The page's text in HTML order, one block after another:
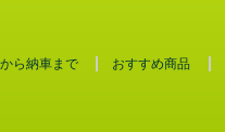
ら納車まで おすすめ商品